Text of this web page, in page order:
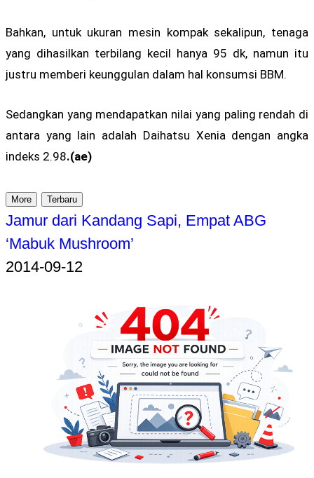
Bahkan, untuk ukuran mesin kompak sekalipun, tenaga
yang dihasilkan terbilang kecil hanya 95 dk, namun itu
justru memberi keunggulan dalam hal konsumsi BBM.
Sedangkan yang mendapatkan nilai yang paling rendah di
antara yang lain adalah Daihatsu Xenia dengan angka
indeks 2.98.(ae)
More Terbaru
Jamur dari Kandang Sapi, Empat ABG
‘Mabuk Mushroom’
2014-09-12